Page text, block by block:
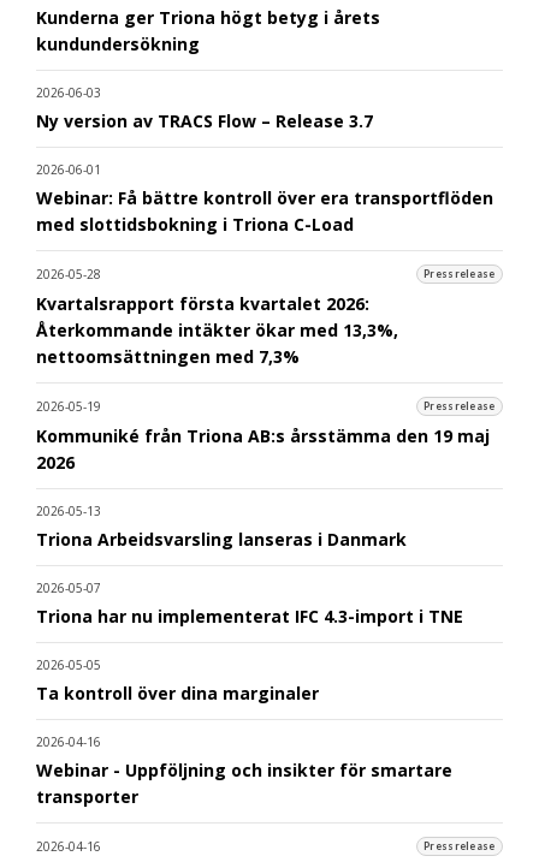
Kunderna ger Triona högt betyg i årets
kundundersökning
2026-06-03
Ny version av TRACS Flow – Release 3.7
2026-06-01
Webinar: Få bättre kontroll över era transportflöden
med slottidsbokning i Triona C-Load
2026-05-28 Pressrelease
Kvartalsrapport första kvartalet 2026:
Återkommande intäkter ökar med 13,3%,
nettoomsättningen med 7,3%
2026-05-19 Pressrelease
Kommuniké från Triona AB:s årsstämma den 19 maj
2026
2026-05-13
Triona Arbeidsvarsling lanseras i Danmark
2026-05-07
Triona har nu implementerat IFC 4.3-import i TNE
2026-05-05
Ta kontroll över dina marginaler
2026-04-16
Webinar - Uppföljning och insikter för smartare
transporter
2026-04-16 Pressrelease